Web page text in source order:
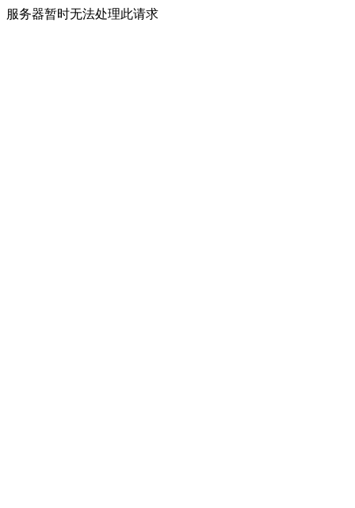
服务器暂时无法处理此请求